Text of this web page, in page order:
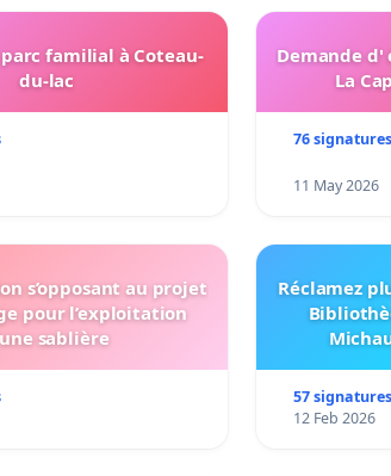
familial à Coteau-
du-lac
Demande d'
La
76 signatures
11 May 2026
s’opposant au projet
pour l’exploitation
sablière
Réclamez
57 signatures
12 Feb 2026